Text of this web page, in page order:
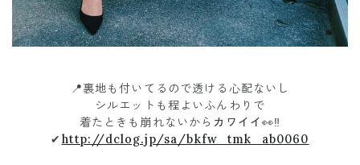
📍裏地も付いてるので透ける心配ないし
シルエットも程よいふんわりで
着たときも崩れないから カワイイ👀‼
✔ http://dclog.jp/sa/bkfw_tmk_ab0060